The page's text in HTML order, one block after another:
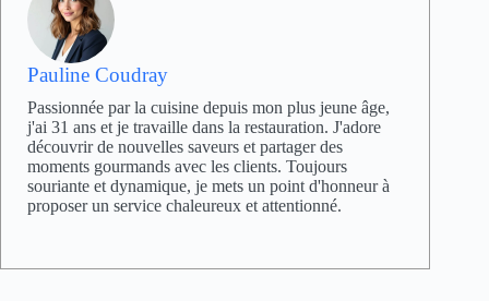
Pauline Coudray
Passionnée par la cuisine depuis mon plus jeune âge,
j'ai 31 ans et je travaille dans la restauration. J'adore
découvrir de nouvelles saveurs et partager des
moments gourmands avec les clients. Toujours
souriante et dynamique, je mets un point d'honneur à
proposer un service chaleureux et attentionné.